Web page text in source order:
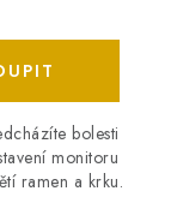
bolesti
monitoru
ramen a krku.